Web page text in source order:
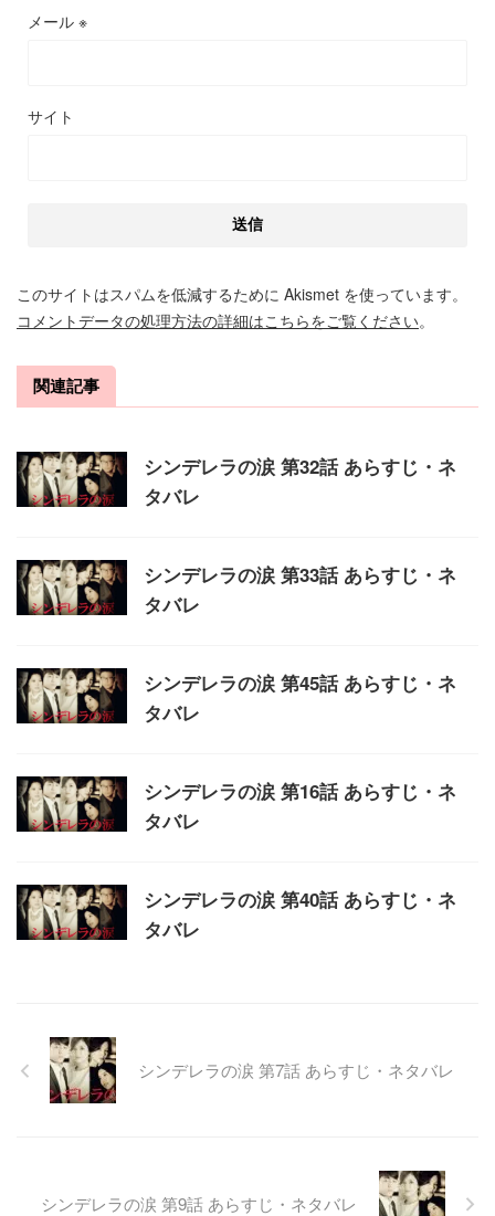
メール ※
サイト
このサイトはスパムを低減するために Akismet を使っています。
コメントデータの処理方法の詳細はこちらをご覧ください。
関連記事
シンデレラの涙 第32話 あらすじ・ネ
タバレ
シンデレラの涙 第33話 あらすじ・ネ
タバレ
シンデレラの涙 第45話 あらすじ・ネ
タバレ
シンデレラの涙 第16話 あらすじ・ネ
タバレ
シンデレラの涙 第40話 あらすじ・ネ
タバレ
シンデレラの涙 第7話 あらすじ・ネタバレ
シンデレラの涙 第9話 あらすじ・ネタバレ